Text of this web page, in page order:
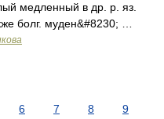
медленный в др. р. яз.
болг. муден&#8230; …
6 7 8
9